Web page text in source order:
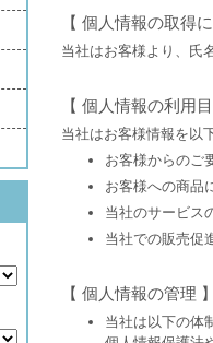
【 個人情報の取得
当社はお客様より、氏
【 個人情報の利用目
当社はお客様情報を以
お客様からのご
お客様への商品
当社のサービス
当社での販売促
【 個人情報の管理 】
当社は以下の体